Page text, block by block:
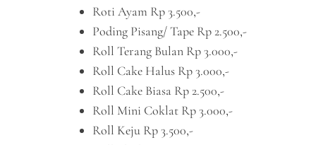
Roti Ayam Rp 3.500,-
Poding Pisang/ Tape Rp 2.500,-
Roll Terang Bulan Rp 3.000,-
Roll Cake Halus Rp 3.000,-
Roll Cake Biasa Rp 2.500,-
Roll Mini Coklat Rp 3.000,-
Roll Keju Rp 3.500,-